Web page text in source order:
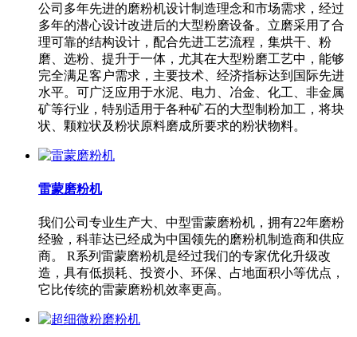
公司多年先进的磨粉机设计制造理念和市场需求，经过
多年的潜心设计改进后的大型粉磨设备。立磨采用了合
理可靠的结构设计，配合先进工艺流程，集烘干、粉
磨、选粉、提升于一体，尤其在大型粉磨工艺中，能够
完全满足客户需求，主要技术、经济指标达到国际先进
水平。可广泛应用于水泥、电力、冶金、化工、非金属
矿等行业，特别适用于各种矿石的大型制粉加工，将块
状、颗粒状及粉状原料磨成所要求的粉状物料。
雷蒙磨粉机
我们公司专业生产大、中型雷蒙磨粉机，拥有22年磨粉
经验，科菲达已经成为中国领先的磨粉机制造商和供应
商。 R系列雷蒙磨粉机是经过我们的专家优化升级改
造，具有低损耗、投资小、环保、占地面积小等优点，
它比传统的雷蒙磨粉机效率更高。